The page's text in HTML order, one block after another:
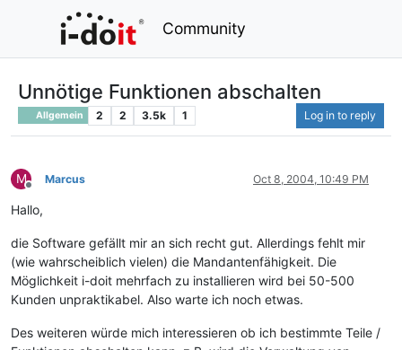
Community
Unnötige Funktionen abschalten
Allgemein 2 2 3.5k 1 Log in to reply
M
Offline
Marcus Oct 8, 2004, 10:49 PM
Hallo,
die Software gefällt mir an sich recht gut. Allerdings fehlt mir
(wie wahrscheiblich vielen) die Mandantenfähigkeit. Die
Möglichkeit i-doit mehrfach zu installieren wird bei 50-500
Kunden unpraktikabel. Also warte ich noch etwas.
Des weiteren würde mich interessieren ob ich bestimmte Teile /